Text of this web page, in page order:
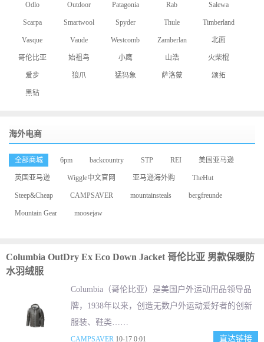
Equipment
Odlo Outdoor
Research
Patagonia Rab Salewa
Scarpa Smartwool Spyder Thule Timberland
Vasque Vaude Westcomb Zamberlan 北面
哥伦比亚 始祖鸟 小鹰 山浩 火柴棍
爱步 狼爪 猛犸象 萨洛蒙 颂拓
黑钻
海外电商
全部商城 6pm backcountry STP REI 美国亚马逊
英国亚马逊 Wiggle中文官网 亚马逊海外购 TheHut
Steep&Cheap CAMPSAVER mountainsteals bergfreunde
Mountain Gear moosejaw
Columbia OutDry Ex Eco Down Jacket 哥伦比亚 男款保暖防
水羽绒服
Columbia（哥伦比亚）是美国户外运动用品领导品
牌，1938年以来，创造无数户外运动爱好者的创新
服装、鞋类……
CAMPSAVER 10-17 0:01 直达链接